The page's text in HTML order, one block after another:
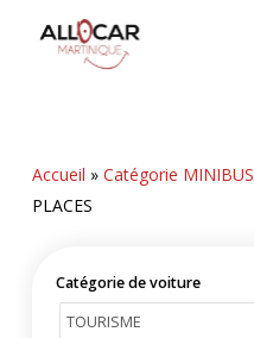
Accueil » Catégorie MINIBUS
PLACES
Catégorie de voiture